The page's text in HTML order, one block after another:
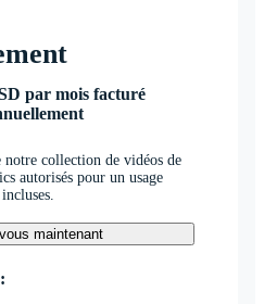
par mois facturé
collection de vidéos de
autorisés pour un usage
maintenant